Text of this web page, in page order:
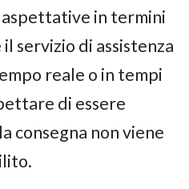
in termini
servizio di assistenza
reale o in tempi
di essere
consegna non viene